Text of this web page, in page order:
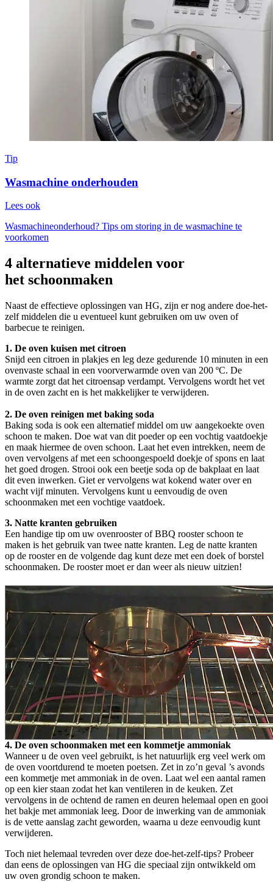
Tip
Wasmachine onderhouden
Lees ook
Wasmachineonderhoud? Tips om storing in de wasmachine te
voorkomen
4 alternatieve middelen voor
het schoonmaken
Naast de effectieve oplossingen van HG, zijn er nog andere doe-het-
zelf middelen die u eventueel kunt gebruiken om uw oven of
barbecue te reinigen.
1. De oven kuisen met citroen
Snijd een citroen in plakjes en leg deze gedurende 10 minuten in een
ovenvaste schaal in een voorverwarmde oven van 200 ºC. De
warmte zorgt dat het citroensap verdampt. Vervolgens wordt het vet
in de oven zacht en is het makkelijker te verwijderen.
2. De oven reinigen met baking soda
Baking soda is ook een alternatief middel om uw aangekoekte oven
schoon te maken. Doe wat van dit poeder op een vochtig vaatdoekje
en maak hiermee de oven schoon. Laat het even intrekken, neem de
oven vervolgens af met een schoongespoeld doekje of spons en laat
het goed drogen. Strooi ook een beetje soda op de bakplaat en laat
dit even inwerken. Giet er vervolgens wat kokend water over en
wacht vijf minuten. Vervolgens kunt u eenvoudig de oven
schoonmaken met een vochtige vaatdoek.
3. Natte kranten gebruiken
Een handige tip om uw ovenrooster of BBQ rooster schoon te
maken is het gebruik van twee natte kranten. Leg de natte kranten
op de rooster en de volgende dag kunt deze met een doek of borstel
schoonmaken. De rooster moet er dan weer als nieuw uitzien!
4. De oven schoonmaken met een kommetje ammoniak
Wanneer u de oven veel gebruikt, is het natuurlijk erg veel werk om
de oven voortdurend te moeten poetsen. Zet in zo’n geval ’s avonds
een kommetje met ammoniak in de oven. Laat wel een aantal ramen
op een kier staan zodat het kan ventileren in de keuken. Zet
vervolgens in de ochtend de ramen en deuren helemaal open en gooi
het bakje met ammoniak leeg. Door de inwerking van de ammoniak
is de vette aanslag zacht geworden, waarna u deze eenvoudig kunt
verwijderen.
Toch niet helemaal tevreden over deze doe-het-zelf-tips? Probeer
dan eens de oplossingen van HG die speciaal zijn ontwikkeld om
uw oven grondig schoon te maken.